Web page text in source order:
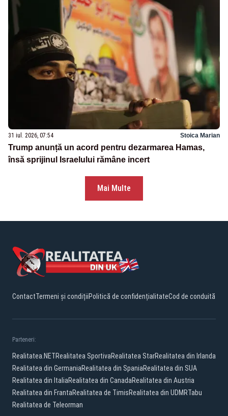
31 iul. 2026, 07:54 Stoica Marian
Trump anunță un acord pentru dezarmarea Hamas,
însă sprijinul Israelului rămâne incert
Mai Multe
ContactTermeni și condițiiPolitică de confidențialitateCod de conduită
Parteneri:
Realitatea.NETRealitatea SportivaRealitatea StarRealitatea din Irlanda
Realitatea din GermaniaRealitatea din SpaniaRealitatea din SUA
Realitatea din ItaliaRealitatea din CanadaRealitatea din Austria
Realitatea din FrantaRealitatea de TimisRealitatea din UDMRTabu
Realitatea de Teleorman